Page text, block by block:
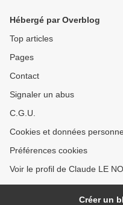
Hébergé par Overblog
Top articles
Pages
Contact
Signaler un abus
C.G.U.
Cookies et données
Préférences cookies
Voir le profil de Claude LE
Créer un